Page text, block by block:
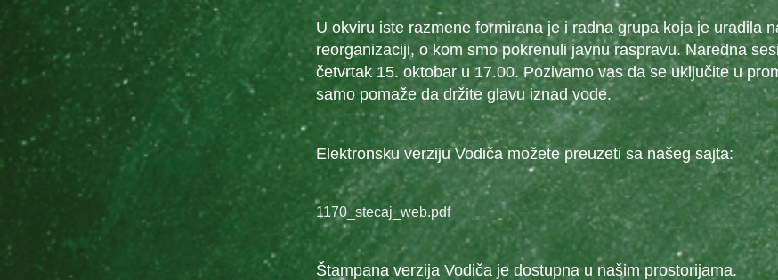
U okviru iste razmene formirana je i radna grupa koja je uradila
reorganizaciji, o kom smo pokrenuli javnu raspravu. Naredna
četvrtak 15. oktobar u 17.00. Pozivamo vas da se uključite u
samo pomaže da držite glavu iznad vode.
Elektronsku verziju Vodiča možete preuzeti sa našeg sajta:
1170_stecaj_web.pdf
Štampana verzija Vodiča je dostupna u našim prostorijama.